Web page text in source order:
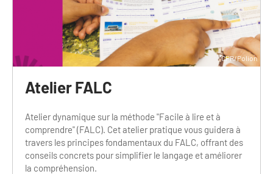
Remise des Prix
CPR/Polion
Atelier FALC
Atelier dynamique sur la méthode "Facile à lire et à
comprendre" (FALC). Cet atelier pratique vous guidera à
travers les principes fondamentaux du FALC, offrant des
conseils concrets pour simplifier le langage et améliorer
la compréhension.